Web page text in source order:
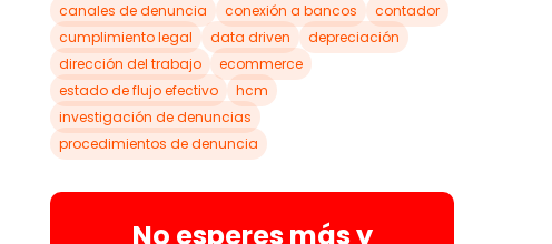
canales de denuncia
conexión a bancos
contador
cumplimiento legal
data driven
depreciación
dirección del trabajo
ecommerce
estado de flujo efectivo
hcm
investigación de denuncias
procedimientos de denuncia
No esperes más y